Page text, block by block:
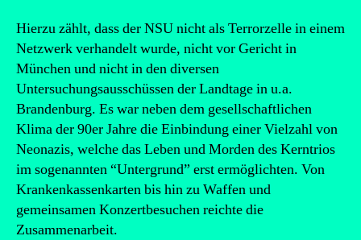
Hierzu zählt, dass der NSU nicht als Terrorzelle in einem
Netzwerk verhandelt wurde, nicht vor Gericht in
München und nicht in den diversen
Untersuchungsausschüssen der Landtage in u.a.
Brandenburg. Es war neben dem gesellschaftlichen
Klima der 90er Jahre die Einbindung einer Vielzahl von
Neonazis, welche das Leben und Morden des Kerntrios
im sogenannten “Untergrund” erst ermöglichten. Von
Krankenkassenkarten bis hin zu Waffen und
gemeinsamen Konzertbesuchen reichte die
Zusammenarbeit.